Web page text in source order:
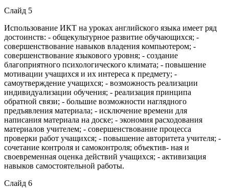
Слайд 5
Использование ИКТ на уроках английского языка имеет ряд
достоинств: - общекультурное развитие обучающихся; -
совершенствование навыков владения компьютером; -
совершенствование языкового уровня; - создание
благоприятного психологического климата; - повышение
мотивации учащихся и их интереса к предмету; -
самоутверждение учащихся; - возможность реализации
индивидуализации обучения; - реализация принципа
обратной связи; - большие возможности наглядного
предъявления материала; - исключение времени для
написания материала на доске; - экономия расходования
материалов учителем; - совершенствование процесса
проверки работ учащихся; - повышение авторитета учителя; -
сочетание контроля и самоконтроля; объектив- ная и
своевременная оценка действий учащихся; - активизация
навыков самостоятельной работы.
Слайд 6